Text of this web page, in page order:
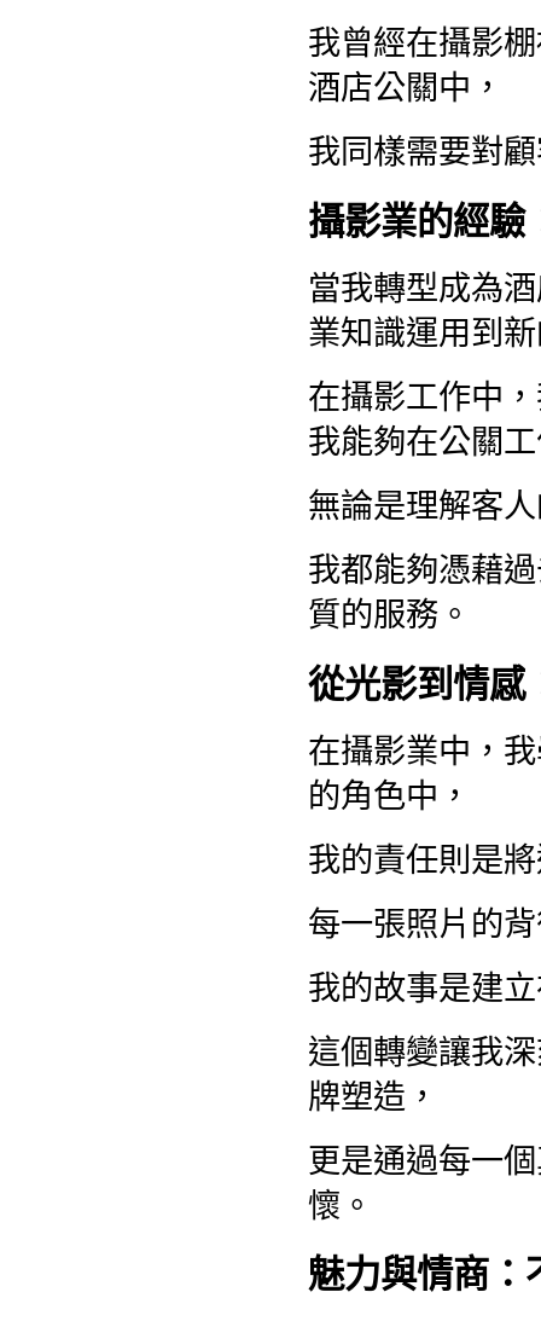
我曾經在攝影
酒店公關中，
我同樣需要對
攝影業的經驗
當我轉型成為
業知識運用到
在攝影工作中
我能夠在公關
無論是理解客
我都能夠憑藉
質的服務。
從光影到情感
在攝影業中，
的角色中，
我的責任則是
每一張照片的
我的故事是建
這個轉變讓我
牌塑造，
更是通過每一
懷。
魅力與情商：